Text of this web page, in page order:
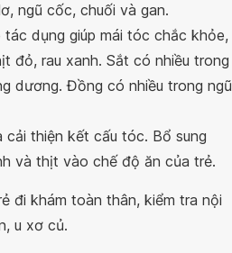
ngũ cốc, chuối và gan.
dụng giúp mái tóc chắc khỏe,
đỏ, rau xanh. Sắt có nhiều trong
dương. Đồng có nhiều trong ngũ
thiện kết cấu tóc. Bổ sung
và thịt vào chế độ ăn của trẻ.
đi khám toàn thân, kiểm tra nội
u xơ củ.